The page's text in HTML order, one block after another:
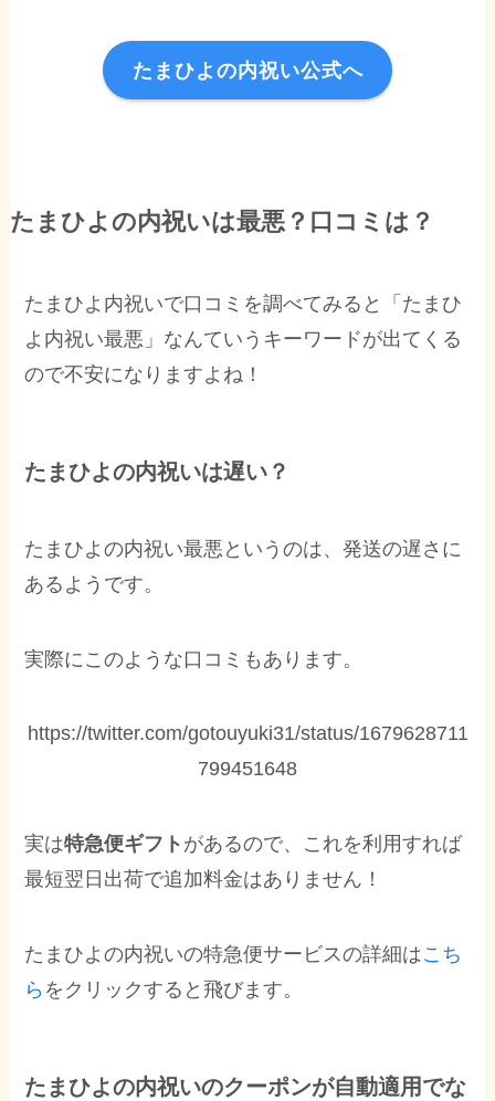
たまひよの内祝い公式へ
たまひよの内祝いは最悪？口コミは？
たまひよ内祝いで口コミを調べてみると「たまひ
よ内祝い最悪」なんていうキーワードが出てくる
ので不安になりますよね！
たまひよの内祝いは遅い？
たまひよの内祝い最悪というのは、発送の遅さに
あるようです。
実際にこのような口コミもあります。
https://twitter.com/gotouyuki31/status/1679628711
799451648
実は特急便ギフト があるので、これを利用すれば
最短翌日出荷で追加料金はありません！
たまひよの内祝いの特急便サービスの詳細はこち
ら をクリックすると飛びます。
たまひよの内祝いのクーポンが自動適用でな